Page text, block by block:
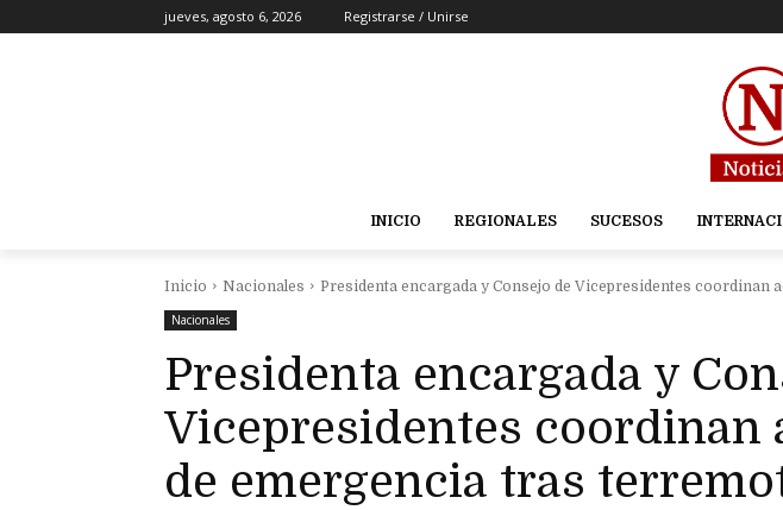
jueves, agosto 6, 2026 Registrarse / Unirse
INICIO REGIONALES SUCESOS
Inicio Nacionales
Presidenta encargada y Consejo de Vicepresidentes coordinan
Nacionales
Presidenta encargada y
Vicepresidentes coordinan
de emergencia tras